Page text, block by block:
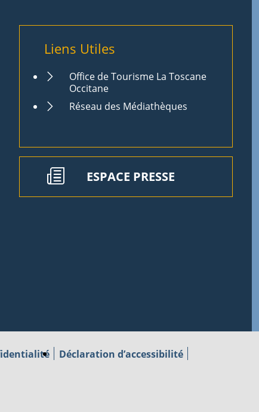
Liens Utiles
Office de Tourisme La Toscane
Occitane
Réseau des Médiathèques
ESPACE PRESSE
Déclaration d’accessibilité